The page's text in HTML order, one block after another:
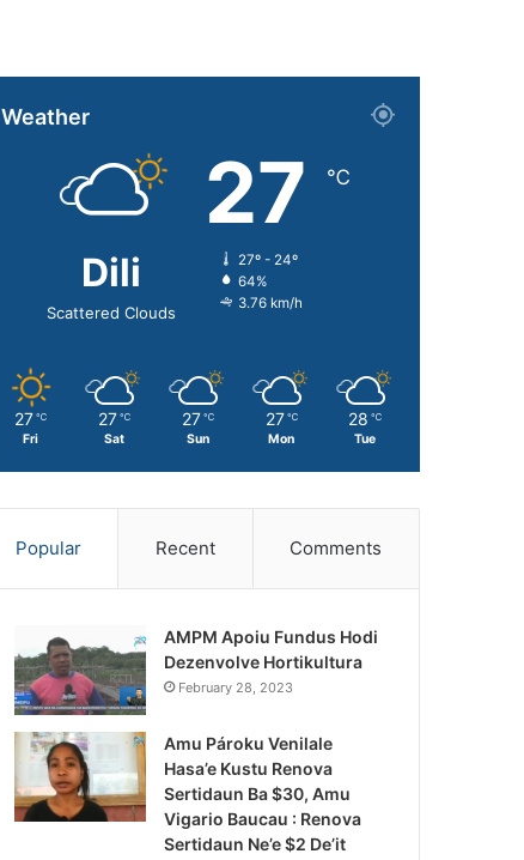
Weather
Dili
Scattered Clouds
27 ℃
27º - 24º
64%
3.76 km/h
27 ℃
Fri
27 ℃
Sat
27 ℃
Sun
27 ℃
Mon
28 ℃
Tue
Popular Recent Comments
AMPM Apoiu Fundus Hodi
Dezenvolve Hortikultura
February 28, 2023
Amu Pároku Venilale
Hasa’e Kustu Renova
Sertidaun Ba $30, Amu
Vigario Baucau : Renova
Sertidaun Ne’e $2 De’it